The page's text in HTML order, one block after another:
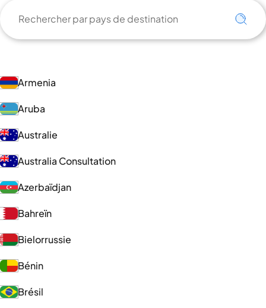
Armenia
Aruba
Australie
Australia Consultation
Azerbaïdjan
Bahreïn
Bielorrussie
Bénin
Brésil